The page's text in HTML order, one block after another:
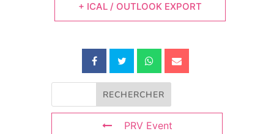
+ ICAL / OUTLOOK EXPORT
PRV Event